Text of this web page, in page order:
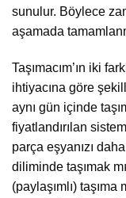
sunulur. Böylece
aşamada
Taşımacım’ın iki
ihtiyacına göre
aynı gün içinde
fiyatlandırılan
parça eşyanızı
diliminde taşımak
(paylaşımlı)